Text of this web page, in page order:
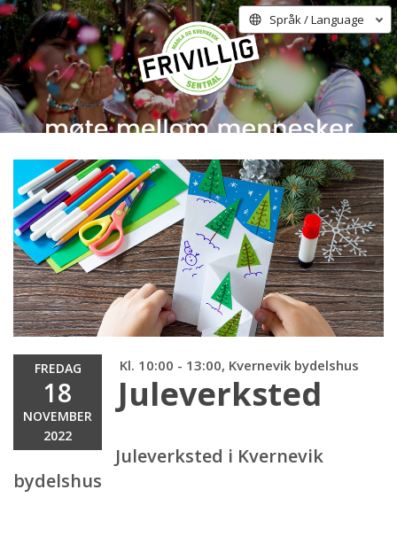
Språk / Language
FREDAG
18
NOVEMBER
2022
Kl. 10:00 - 13:00, Kvernevik bydelshus
Juleverksted
Juleverksted i Kvernevik
bydelshus